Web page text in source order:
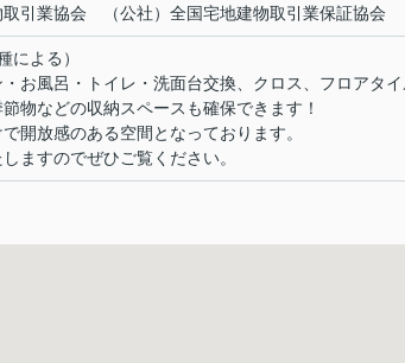
取引業協会 （公社）全国宅地建物取引業保証協会
による）
お風呂・トイレ・洗面台交換、クロス、フロアタイ
物などの収納スペースも確保できます！
開放感のある空間となっております。
ますのでぜひご覧ください。